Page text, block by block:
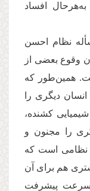
به‌هر‌حال افساد
نظام احسن
وقوع بعضی از
همین‌طور كه
دیگری را
كشنده،
را مجنون و
نظامی است كه
هم برای آن
سرعت پیشرفت